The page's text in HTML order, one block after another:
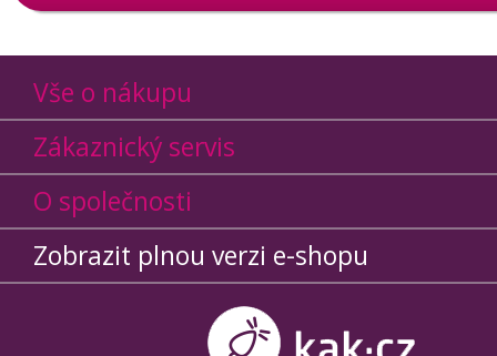
Vše o nákupu
Zákaznický servis
O společnosti
Zobrazit plnou verzi e-shopu